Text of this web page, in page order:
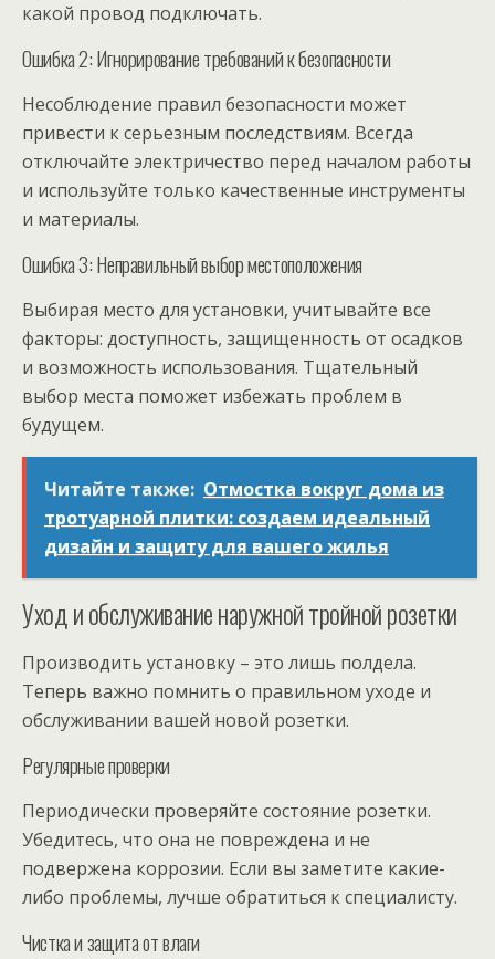
какой провод подключать.
Ошибка 2: Игнорирование требований к безопасности
Несоблюдение правил безопасности может
привести к серьезным последствиям. Всегда
отключайте электричество перед началом работы
и используйте только качественные инструменты
и материалы.
Ошибка 3: Неправильный выбор местоположения
Выбирая место для установки, учитывайте все
факторы: доступность, защищенность от осадков
и возможность использования. Тщательный
выбор места поможет избежать проблем в
будущем.
Читайте также: Отмостка вокруг дома из
тротуарной плитки: создаем идеальный
дизайн и защиту для вашего жилья
Уход и обслуживание наружной тройной розетки
Производить установку – это лишь полдела.
Теперь важно помнить о правильном уходе и
обслуживании вашей новой розетки.
Регулярные проверки
Периодически проверяйте состояние розетки.
Убедитесь, что она не повреждена и не
подвержена коррозии. Если вы заметите какие-
либо проблемы, лучше обратиться к специалисту.
Чистка и защита от влаги